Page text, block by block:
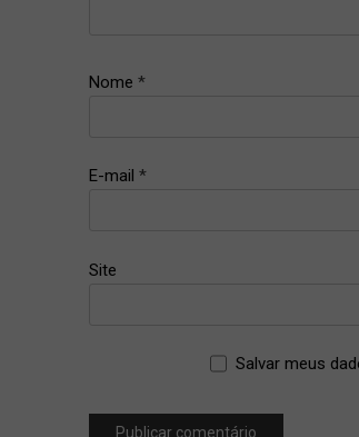
Nome *
E-mail *
Site
Salvar meus